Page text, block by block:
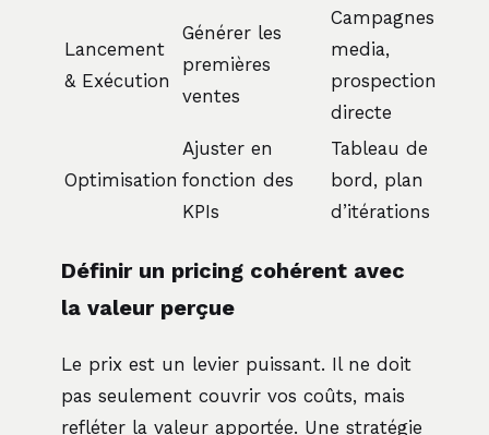
Lancement
& Exécution
Générer les
premières
ventes
Campagnes
media,
prospection
directe
Optimisation
Ajuster en
fonction des
KPIs
Tableau de
bord, plan
d’itérations
Définir un pricing cohérent avec
la valeur perçue
Le prix est un levier puissant. Il ne doit
pas seulement couvrir vos coûts, mais
refléter la valeur apportée. Une stratégie